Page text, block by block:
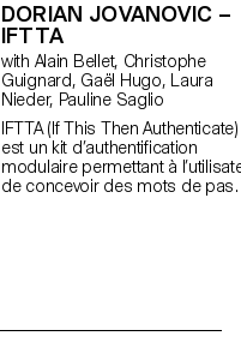
DORIAN JOVANOVIC –
IFTTA
with Alain Bellet, Christophe
Guignard, Gaël Hugo, Laura
Nieder, Pauline Saglio
IFTTA (If This Then Authenticate)
est un kit d’authentification
modulaire permettant à
de concevoir des mots de